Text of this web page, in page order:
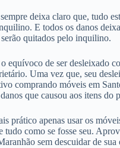
deixa claro que, tudo
E todos os danos
quitados pelo inquilino.
equívoco de ser desleixado
Uma vez que, seu
comprando móveis em
que causou aos itens do
prático apenas usar os
tudo como se fosse seu.
sem descuidar de sua